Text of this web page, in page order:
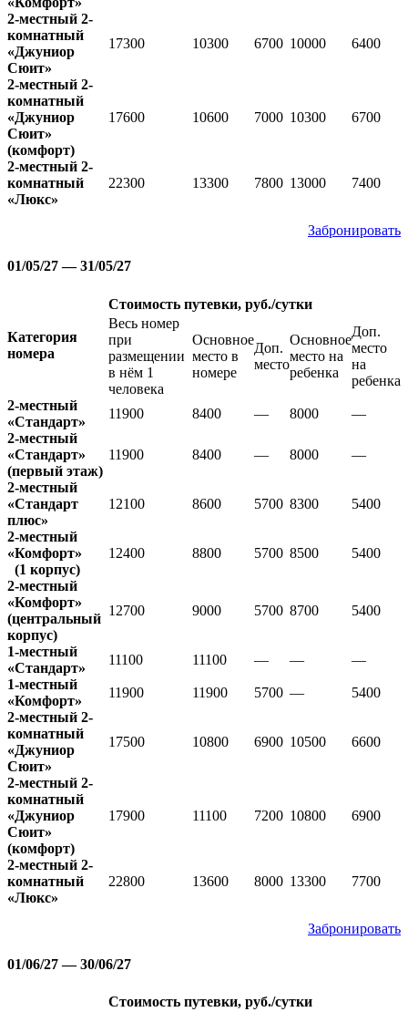
2-местный 2-
комнатный
«Джуниор
Сюит»
17300 10300 6700 10000 6400
2-местный 2-
комнатный
«Джуниор
Сюит»
(комфорт)
17600 10600 7000 10300 6700
2-местный 2-
комнатный
«Люкс»
22300 13300 7800 13000 7400
Забронировать
01/05/27 — 31/05/27
Категория
номера
Стоимость путевки, руб./сутки
Весь номер
при
размещении
в нём 1
человека
Основное
место в
номере
Доп.
место
Основное
место на
ребенка
Доп.
место
на
ребенка
2-местный
«Стандарт»
11900 8400 — 8000
—
2-местный
«Стандарт»
(первый этаж)
11900 8400 — 8000 —
2-местный
«Стандарт
плюс»
12100 8600 5700 8300 5400
2-местный
«Комфорт»
(1 корпус)
12400 8800 5700 8500 5400
2-местный
«Комфорт»
(центральный
корпус)
12700 9000 5700 8700 5400
1-местный
«Стандарт»
11100 11100 — —
—
1-местный
«Комфорт»
11900 11900 5700 —
5400
2-местный 2-
комнатный
«Джуниор
Сюит»
17500 10800 6900 10500 6600
2-местный 2-
комнатный
«Джуниор
Сюит»
(комфорт)
17900 11100 7200 10800 6900
2-местный 2-
комнатный
«Люкс»
22800 13600 8000 13300 7700
Забронировать
01/06/27 — 30/06/27
Стоимость путевки, руб./сутки